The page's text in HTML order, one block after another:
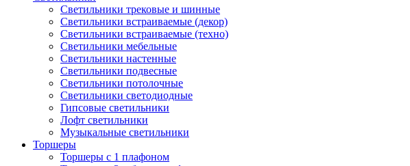
Светильники трековые и шинные
Светильники встраиваемые (декор)
Светильники встраиваемые (техно)
Светильники мебельные
Светильники настенные
Светильники подвесные
Светильники потолочные
Светильники светодиодные
Гипсовые светильники
Лофт светильники
Музыкальные светильники
Торшеры
Торшеры с 1 плафоном